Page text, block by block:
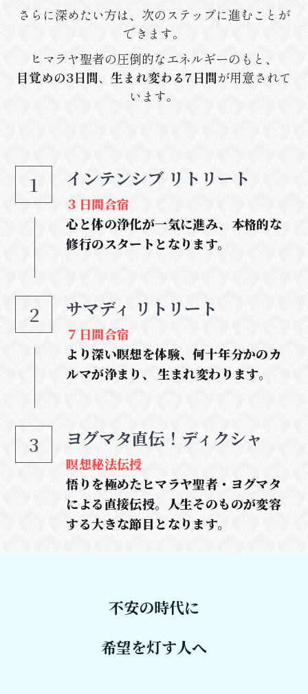
さらに深めたい方は、次のステップに進むことが
できます。
ヒマラヤ聖者の圧倒的なエネルギーのもと、
目覚めの3日間、 生まれ変わる7日間が用意されて
います。
1 インテンシブ リトリート
３日間合宿
心と体の浄化が一気に進み、本格的な
修行のスタートとなります。
2 サマディ リトリート
７日間合宿
より深い瞑想を体験、何十年分かのカ
ルマが浄まり、 生まれ変わります。
3 ヨグマタ直伝！ディクシャ
瞑想秘法伝授
悟りを極めたヒマラヤ聖者・ヨグマタ
による直接伝授。人生そのものが変容
する大きな節目となります。
不安の時代に
希望を灯す人へ